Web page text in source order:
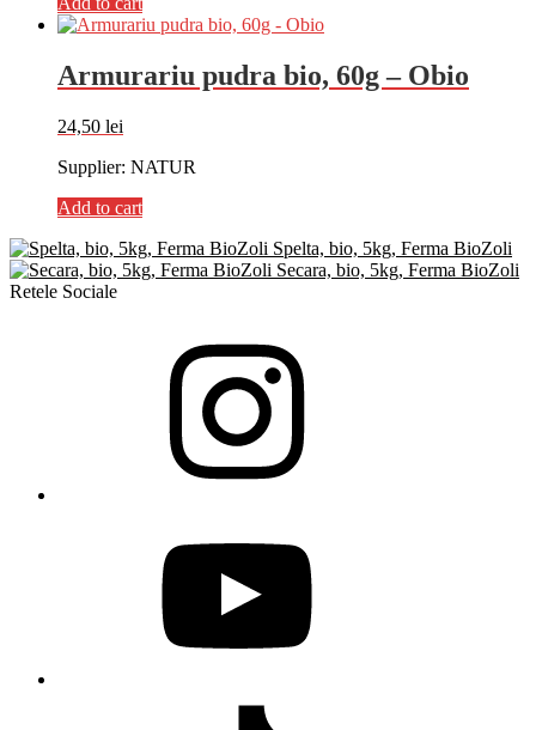
Armurariu pudra bio, 60g – Obio
24,50 lei
Supplier: NATUR
Add to cart
Spelta, bio, 5kg, Ferma BioZoli
Secara, bio, 5kg, Ferma BioZoli
Retele Sociale